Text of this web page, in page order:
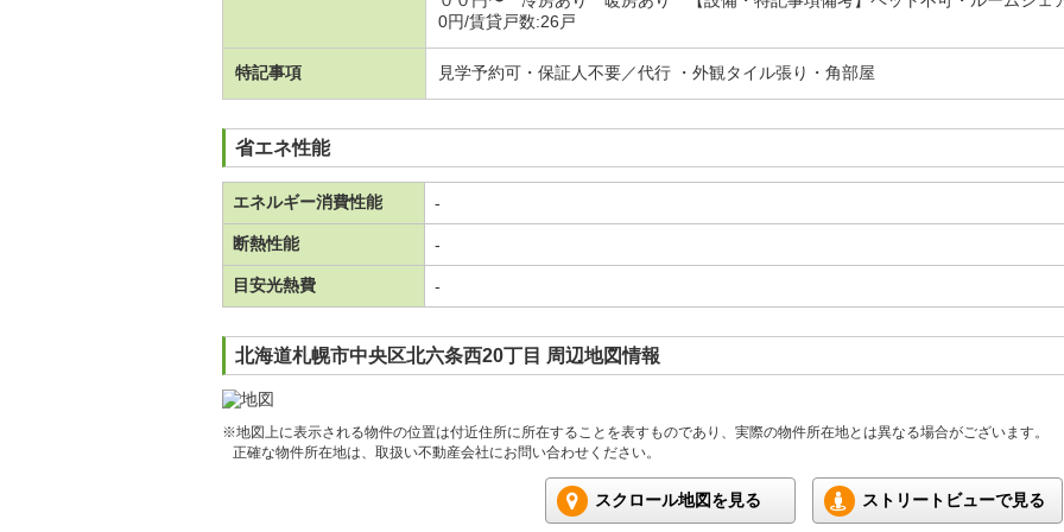
0円/賃貸戸数:26戸
特記事項 見学予約可・保証人不要／代行 ・外観タイル張り・角部屋
省エネ性能
エネルギー消費性能 -
断熱性能 -
目安光熱費 -
北海道札幌市中央区北六条西20丁目 周辺地図情報
※地図上に表示される物件の位置は付近住所に所在することを表すものであり、実際の物件所在地とは異なる場合がございます。
正確な物件所在地は、取扱い不動産会社にお問い合わせください。
スクロール地図を見る ストリートビューで見る